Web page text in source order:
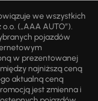
we wszystkich
(„AAA AUTO”).
pojazdów
w prezentowanej
najniższą ceną
aktualną ceną
jest zmienna i